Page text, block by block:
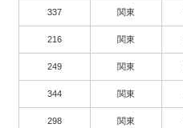
337 関東
216 関東
249 関東
344 関東
298 関東